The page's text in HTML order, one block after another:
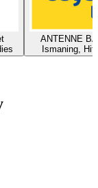
ANTENNE
Ismaning,